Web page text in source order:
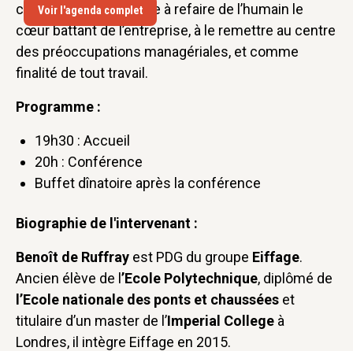
Voir l'agenda complet
conférence nous invite à refaire de l’humain le
cœur battant de l’entreprise, à le remettre au centre
des préoccupations managériales, et comme
finalité de tout travail.
Programme :
19h30 : Accueil
20h : Conférence
Buffet dînatoire après la conférence
Biographie de l'intervenant :
Benoît de Ruffray est PDG du groupe Eiffage.
Ancien élève de l ’Ecole Polytechnique, diplômé de
l’Ecole nationale des ponts et chaussées et
titulaire d’un master de l’Imperial College à
Londres, il intègre Eiffage en 2015.